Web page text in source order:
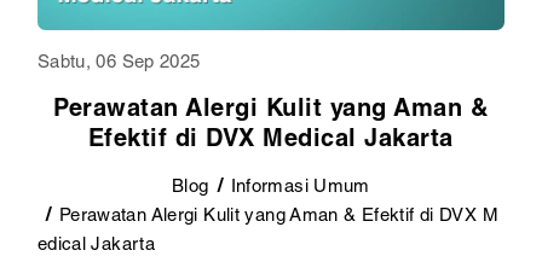
Sabtu, 06 Sep 2025
Perawatan Alergi Kulit yang Aman &
Efektif di DVX Medical Jakarta
Blog
Informasi Umum
Perawatan Alergi Kulit yang Aman & Efektif di DVX M
edical Jakarta